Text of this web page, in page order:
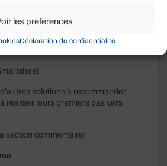
les préférences
Déclaration de confidentialité
de temps et d’efforts.
pouvez exploiter :
solutions à recommander
réaliser leurs premiers pas vers
section commentaire!